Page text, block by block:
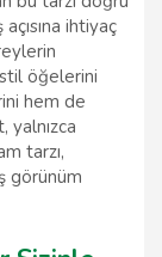
ihtiyaç
öğelerini
hem de
tarzı,
görünüm